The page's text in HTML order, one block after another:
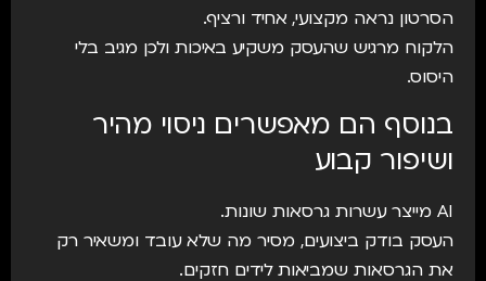
הסרטון נראה מקצועי, אחיד ורציף.
הלקוח מרגיש שהעסק משקיע באיכות ולכן מגיב בלי
היסוס.
בנוסף הם מאפשרים ניסוי מהיר
ושיפור קבוע
AI מייצר עשרות גרסאות שונות.
העסק בודק ביצועים, מסיר מה שלא עובד ומשאיר רק
את הגרסאות שמביאות לידים חזקים.